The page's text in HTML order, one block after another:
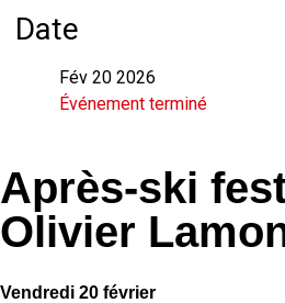
Date
Fév 20 2026
Événement terminé
Après-ski
Olivier
Vendredi 20 février